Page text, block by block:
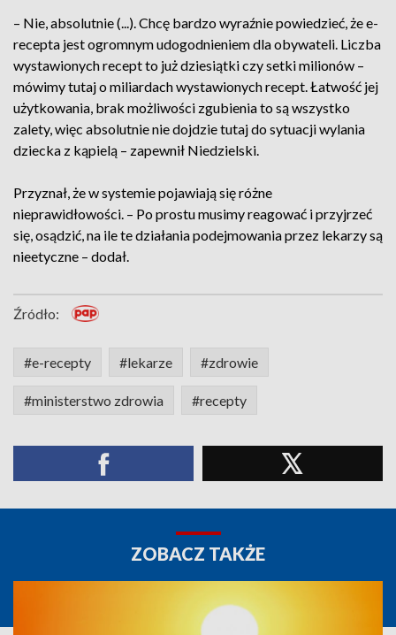
– Nie, absolutnie (...). Chcę bardzo wyraźnie powiedzieć, że e-
recepta jest ogromnym udogodnieniem dla obywateli. Liczba
wystawionych recept to już dziesiątki czy setki milionów –
mówimy tutaj o miliardach wystawionych recept. Łatwość jej
użytkowania, brak możliwości zgubienia to są wszystko
zalety, więc absolutnie nie dojdzie tutaj do sytuacji wylania
dziecka z kąpielą – zapewnił Niedzielski.
Przyznał, że w systemie pojawiają się różne
nieprawidłowości. – Po prostu musimy reagować i przyjrzeć
się, osądzić, na ile te działania podejmowania przez lekarzy są
nieetyczne – dodał.
Źródło:
#e-recepty #lekarze #zdrowie
#ministerstwo zdrowia #recepty
ZOBACZ TAKŻE